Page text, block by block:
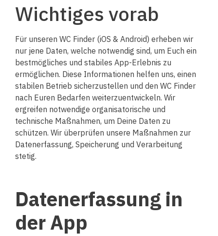
Wichtiges vorab
Für unseren WC Finder (iOS & Android) erheben wir
nur jene Daten, welche notwendig sind, um Euch ein
bestmögliches und stabiles App-Erlebnis zu
ermöglichen. Diese Informationen helfen uns, einen
stabilen Betrieb sicherzustellen und den WC Finder
nach Euren Bedarfen weiterzuentwickeln. Wir
ergreifen notwendige organisatorische und
technische Maßnahmen, um Deine Daten zu
schützen. Wir überprüfen unsere Maßnahmen zur
Datenerfassung, Speicherung und Verarbeitung
stetig.
Datenerfassung in
der App